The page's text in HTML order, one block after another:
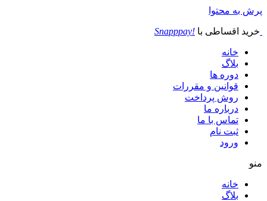
پرش به محتوا
خرید اقساطی با !Snapppay
خانه
بلاگ
دوره ها
قوانین و مقررات
روش پرداخت
درباره ما
تماس با ما
ثبت نام
ورود
منو
خانه
بلاگ